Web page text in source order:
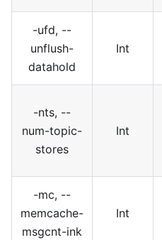
-ufd, --
unflush-
datahold
Int
-nts, --
num-topic-
stores
Int
-mc, --
memcache-
msgcnt-ink
Int